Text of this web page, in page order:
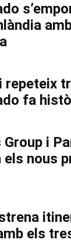
repeteix
fa
i
els nous
els